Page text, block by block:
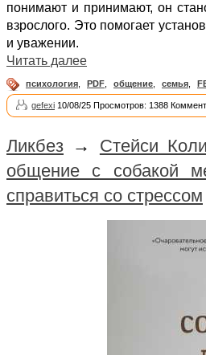
понимают и принимают, он
взрослого. Это помогает
и уважении.
Читать далее
психология PDF общение семья
gefexi 10/08/25 Просмотров: 1388
Ликбез → Стейси
общение с собакой
справиться со стрессом